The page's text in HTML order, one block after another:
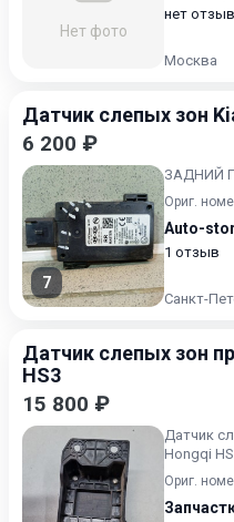
Нет фото
нет
Москва
Датчик слепых зон
6 200 ₽
7
ЗАДНИЙ
Ориг.
Auto-
1 отзыв
Санкт-
Датчик слепых зон
HS3
15 800 ₽
Датчик
Hongqi
Ориг.